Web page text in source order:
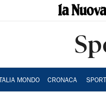
MONDO CRONACA SPORT